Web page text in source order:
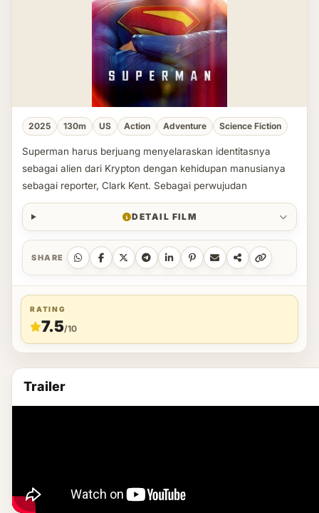
2025 130m US Action Adventure Science Fiction
Superman harus berjuang menyelaraskan identitasnya
sebagai alien dari Krypton dengan kehidupan manusianya
sebagai reporter, Clark Kent. Sebagai perwujudan
DETAIL FILM
SHARE
RATING
7.5/10
Trailer